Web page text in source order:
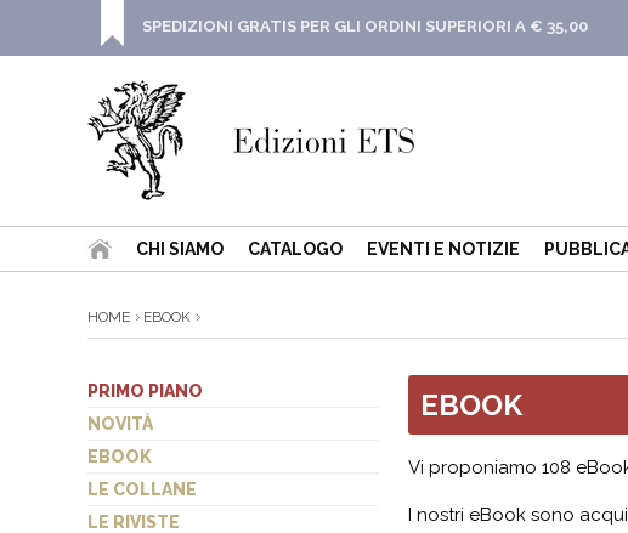
SPEDIZIONI GRATIS PER GLI ORDINI SUPERIORI A € 35,00
CHI SIAMO CATALOGO EVENTI E NOTIZIE
HOME EBOOK
PRIMO PIANO
NOVITÀ
EBOOK
LE COLLANE
LE RIVISTE
EBOOK
Vi proponiamo 108
I nostri eBook sono